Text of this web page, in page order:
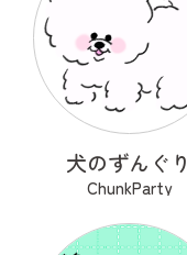
犬のずんぐり
ChunkParty